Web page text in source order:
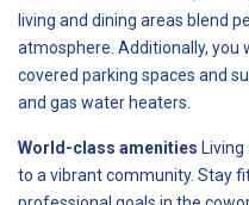
living and dining areas blend
atmosphere. Additionally, you
covered parking spaces and
and gas water heaters.
World-class amenities
to a vibrant community. Stay